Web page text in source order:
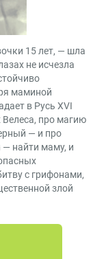
15 лет, — шла
не исчезла
маминой
в Русь XVI
Велеса, про магию
— и про
— найти маму, и
с грифонами,
злой